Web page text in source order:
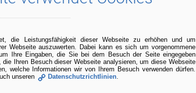
die Leistungsfähigkeit dieser Webseite zu erhöhen und um
Webseite auszuwerten. Dabei kann es sich um vorgenommene
Ihre Eingaben, die Sie bei dem Besuch der Seite eingegeben
Ihren Besuch dieser Webseite analysieren, um diese Webseite
welche Informationen wir von Ihrem Besuch verwenden dürfen.
unseren
Datenschutzrichtlinien.